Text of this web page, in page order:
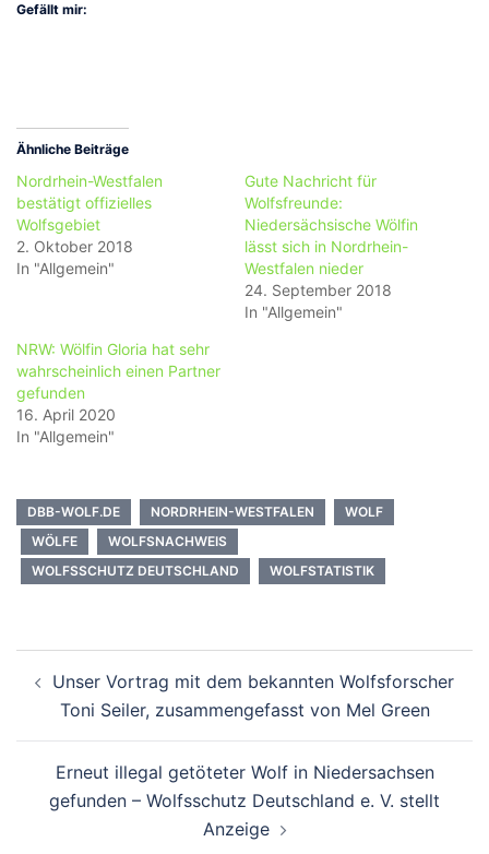
Gefällt mir:
Ähnliche Beiträge
Nordrhein-Westfalen
bestätigt offizielles
Wolfsgebiet
2. Oktober 2018
In "Allgemein"
Gute Nachricht für
Wolfsfreunde:
Niedersächsische Wölfin
lässt sich in Nordrhein-
Westfalen nieder
24. September 2018
In "Allgemein"
NRW: Wölfin Gloria hat sehr
wahrscheinlich einen Partner
gefunden
16. April 2020
In "Allgemein"
DBB-WOLF.DE NORDRHEIN-WESTFALEN
WOLF
WÖLFE
WOLFSNACHWEIS
WOLFSSCHUTZ DEUTSCHLAND
WOLFSTATISTIK
Unser Vortrag mit dem bekannten Wolfsforscher
Toni Seiler, zusammengefasst von Mel Green
Erneut illegal getöteter Wolf in Niedersachsen
gefunden – Wolfsschutz Deutschland e. V. stellt
Anzeige